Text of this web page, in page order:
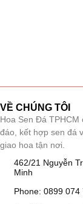
VỀ CHÚNG TÔI
Hoa Sen Đá TPHCM
đáo, kết hợp sen đá
giao hoa tận nơi.
462/21 Nguyễn
Minh
Phone: 0899 074